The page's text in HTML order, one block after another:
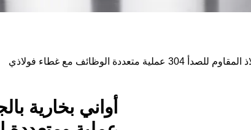
الوظائف مع غطاء فولاذي